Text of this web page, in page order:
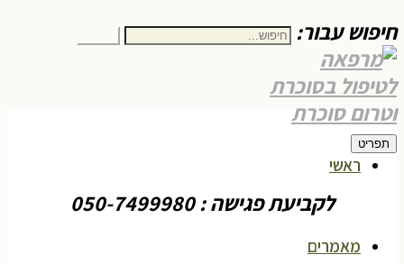
חיפוש עבור:
תפריט
לקביעת פגישה : 050-7499980
ראשי
מאמרים